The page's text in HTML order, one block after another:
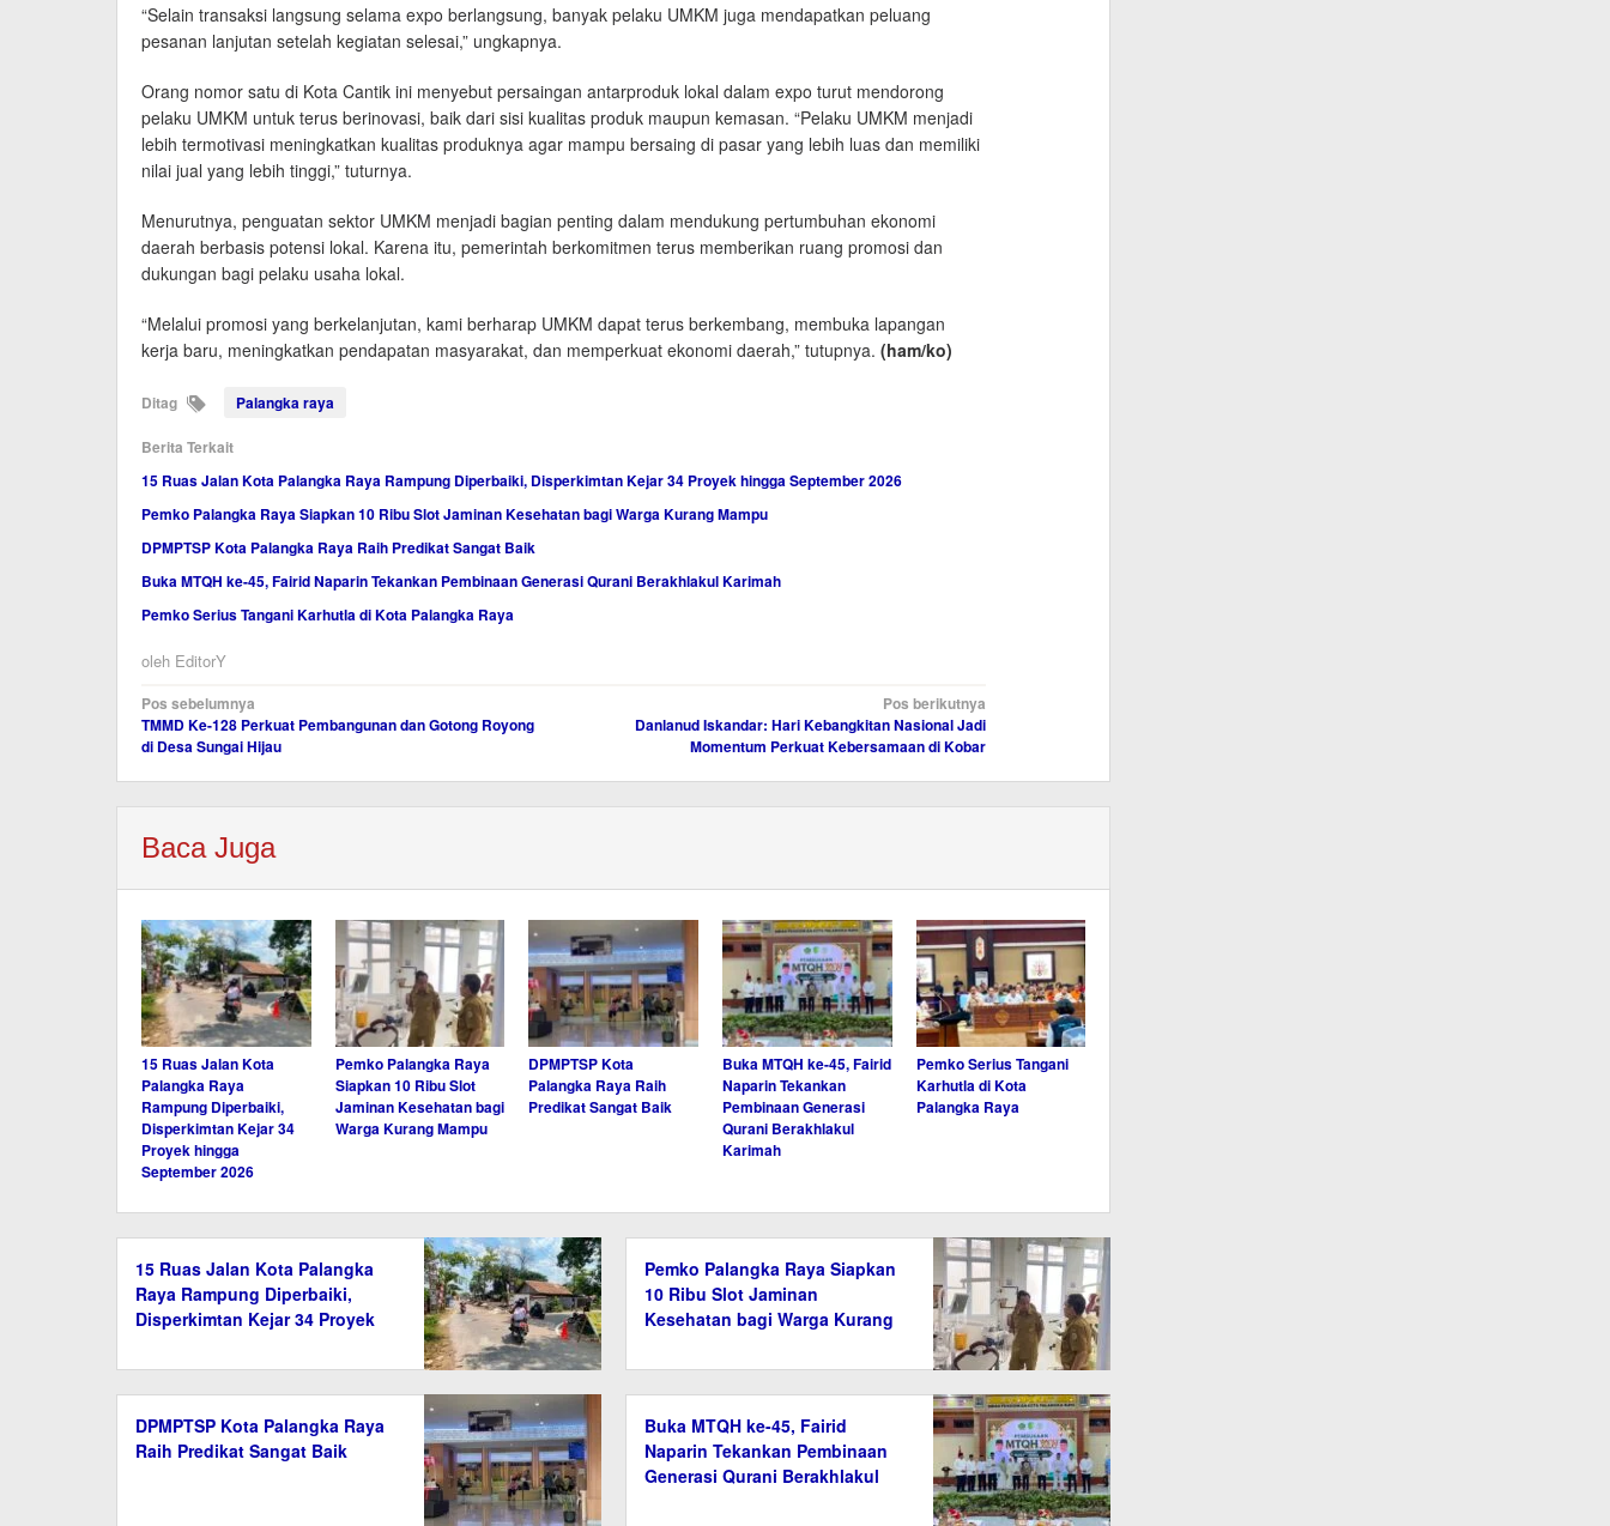
“Selain transaksi langsung selama expo berlangsung, banyak pelaku UMKM juga mendapatkan peluang
pesanan lanjutan setelah kegiatan selesai,” ungkapnya.
Orang nomor satu di Kota Cantik ini menyebut persaingan antarproduk lokal dalam expo turut mendorong
pelaku UMKM untuk terus berinovasi, baik dari sisi kualitas produk maupun kemasan. “Pelaku UMKM menjadi
lebih termotivasi meningkatkan kualitas produknya agar mampu bersaing di pasar yang lebih luas dan memiliki
nilai jual yang lebih tinggi,” tuturnya.
Menurutnya, penguatan sektor UMKM menjadi bagian penting dalam mendukung pertumbuhan ekonomi
daerah berbasis potensi lokal. Karena itu, pemerintah berkomitmen terus memberikan ruang promosi dan
dukungan bagi pelaku usaha lokal.
“Melalui promosi yang berkelanjutan, kami berharap UMKM dapat terus berkembang, membuka lapangan
kerja baru, meningkatkan pendapatan masyarakat, dan memperkuat ekonomi daerah,” tutupnya. (ham/ko)
Ditag Palangka raya
Berita Terkait
15 Ruas Jalan Kota Palangka Raya Rampung Diperbaiki, Disperkimtan Kejar 34 Proyek hingga September 2026
Pemko Palangka Raya Siapkan 10 Ribu Slot Jaminan Kesehatan bagi Warga Kurang Mampu
DPMPTSP Kota Palangka Raya Raih Predikat Sangat Baik
Buka MTQH ke-45, Fairid Naparin Tekankan Pembinaan Generasi Qurani Berakhlakul Karimah
Pemko Serius Tangani Karhutla di Kota Palangka Raya
oleh EditorY
Navigasi
pos
Pos sebelumnya
TMMD Ke-128 Perkuat Pembangunan dan Gotong Royong
di Desa Sungai Hijau
Pos berikutnya
Danlanud Iskandar: Hari Kebangkitan Nasional Jadi
Momentum Perkuat Kebersamaan di Kobar
Baca Juga
15 Ruas Jalan Kota
Palangka Raya
Rampung Diperbaiki,
Disperkimtan Kejar 34
Proyek hingga
September 2026
Pemko Palangka Raya
Siapkan 10 Ribu Slot
Jaminan Kesehatan bagi
Warga Kurang Mampu
DPMPTSP Kota
Palangka Raya Raih
Predikat Sangat Baik
Buka MTQH ke-45, Fairid
Naparin Tekankan
Pembinaan Generasi
Qurani Berakhlakul
Karimah
Pemko Serius Tangani
Karhutla di Kota
Palangka Raya
15 Ruas Jalan Kota Palangka
Raya Rampung Diperbaiki,
Disperkimtan Kejar 34 Proyek
Pemko Palangka Raya Siapkan
10 Ribu Slot Jaminan
Kesehatan bagi Warga Kurang
DPMPTSP Kota Palangka Raya
Raih Predikat Sangat Baik
Buka MTQH ke-45, Fairid
Naparin Tekankan Pembinaan
Generasi Qurani Berakhlakul